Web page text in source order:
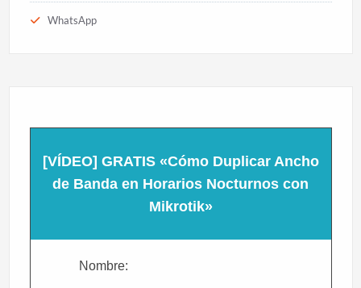
WhatsApp
[VÍDEO] GRATIS «Cómo Duplicar Ancho
de Banda en Horarios Nocturnos con
Mikrotik»
Nombre: